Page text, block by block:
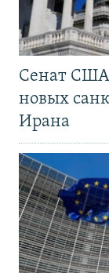
Сенат США
новых
Ирана